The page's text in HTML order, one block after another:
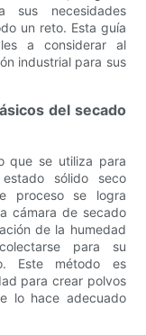
sus necesidades
un reto. Esta guía
a considerar al
industrial para sus
del secado
que se utiliza para
sólido seco
proceso se logra
cámara de secado
de la humedad
para su
Este método es
para crear polvos
lo hace adecuado